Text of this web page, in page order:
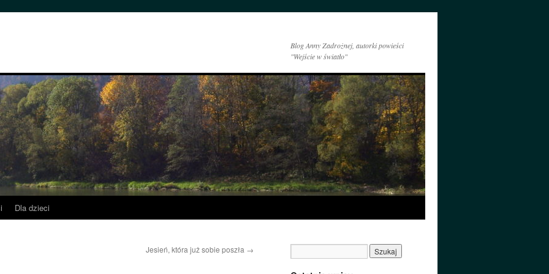
Blog Anny Zadrożnej, autorki powieści
"Wejście w światło"
Dla dzieci
Jesień, która już sobie poszła →